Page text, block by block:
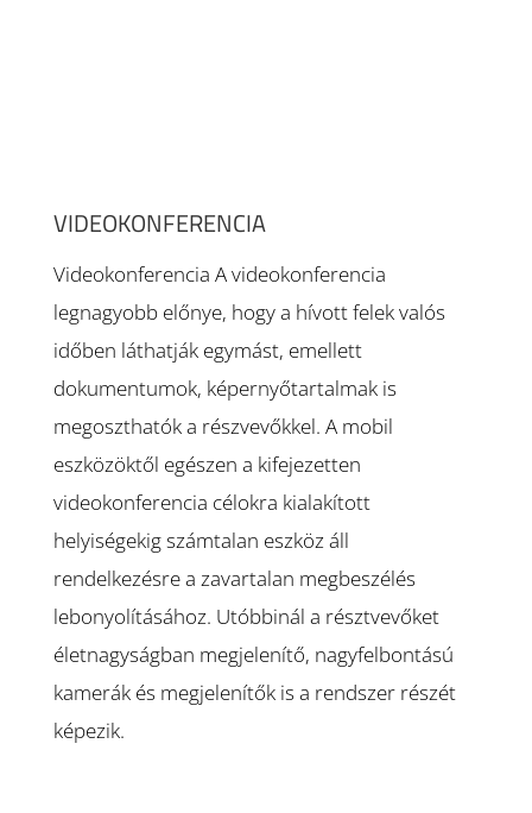
VIDEOKONFERENCIA
Videokonferencia A videokonferencia
legnagyobb előnye, hogy a hívott felek valós
időben láthatják egymást, emellett
dokumentumok, képernyőtartalmak is
megoszthatók a részvevőkkel. A mobil
eszközöktől egészen a kifejezetten
videokonferencia célokra kialakított
helyiségekig számtalan eszköz áll
rendelkezésre a zavartalan megbeszélés
lebonyolításához. Utóbbinál a résztvevőket
életnagyságban megjelenítő, nagyfelbontású
kamerák és megjelenítők is a rendszer részét
képezik.